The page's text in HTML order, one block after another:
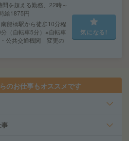
を超える勤務、22時～
給1875円
船橋駅から徒歩10分程
（自転車5分）※自転車
公共交通機関 変更の
気になる!
のお仕事もオススメです